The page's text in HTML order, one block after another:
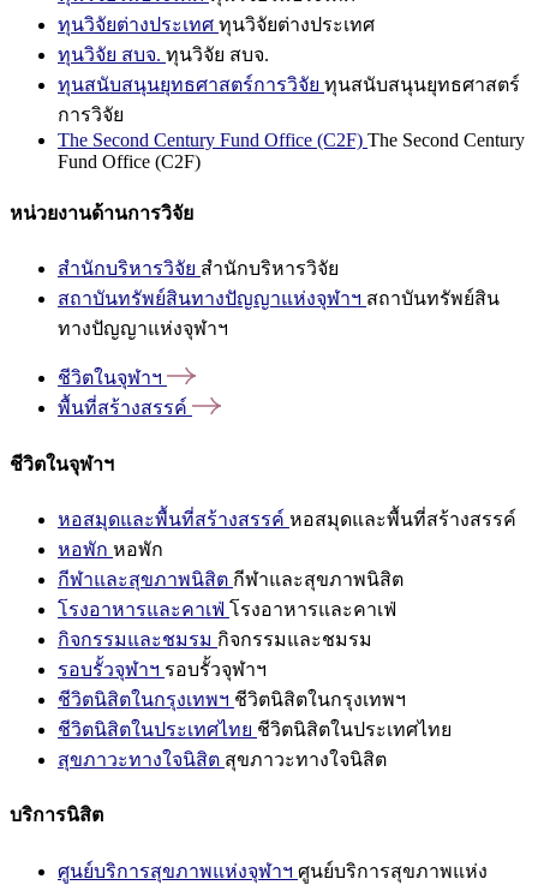
ทุนวิจัยต่างประเทศ ทุนวิจัยต่างประเทศ
ทุนวิจัย สบจ. ทุนวิจัย สบจ.
ทุนสนับสนุนยุทธศาสตร์การวิจัย ทุนสนับสนุนยุทธศาสตร์
การวิจัย
The Second Century Fund Office (C2F) The Second Century
Fund Office (C2F)
หน่วยงานด้านการวิจัย
สำนักบริหารวิจัย สำนักบริหารวิจัย
สถาบันทรัพย์สินทางปัญญาแห่งจุฬาฯ สถาบันทรัพย์สิน
ทางปัญญาแห่งจุฬาฯ
ชีวิตในจุฬาฯ
พื้นที่สร้างสรรค์
ชีวิตในจุฬาฯ
หอสมุดและพื้นที่สร้างสรรค์ หอสมุดและพื้นที่สร้างสรรค์
หอพัก หอพัก
กีฬาและสุขภาพนิสิต กีฬาและสุขภาพนิสิต
โรงอาหารและคาเฟ่ โรงอาหารและคาเฟ่
กิจกรรมและชมรม กิจกรรมและชมรม
รอบรั้วจุฬาฯ รอบรั้วจุฬาฯ
ชีวิตนิสิตในกรุงเทพฯ ชีวิตนิสิตในกรุงเทพฯ
ชีวิตนิสิตในประเทศไทย ชีวิตนิสิตในประเทศไทย
สุขภาวะทางใจนิสิต สุขภาวะทางใจนิสิต
บริการนิสิต
ศูนย์บริการสุขภาพแห่งจุฬาฯ ศูนย์บริการสุขภาพแห่ง